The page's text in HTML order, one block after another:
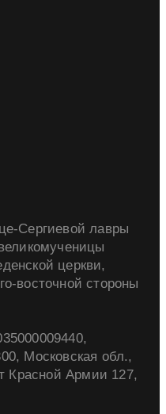
Сергиевой лавры
церкви,
восточной стороны
Московская обл.,
Красной Армии 127,